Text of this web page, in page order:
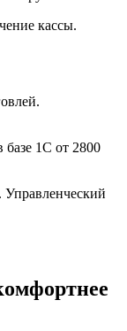
кассы.
базе 1С от 2800
Управленческий